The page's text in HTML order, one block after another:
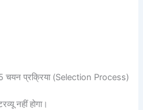
चयन प्रक्रिया (Selection Process)
नहीं होगा।